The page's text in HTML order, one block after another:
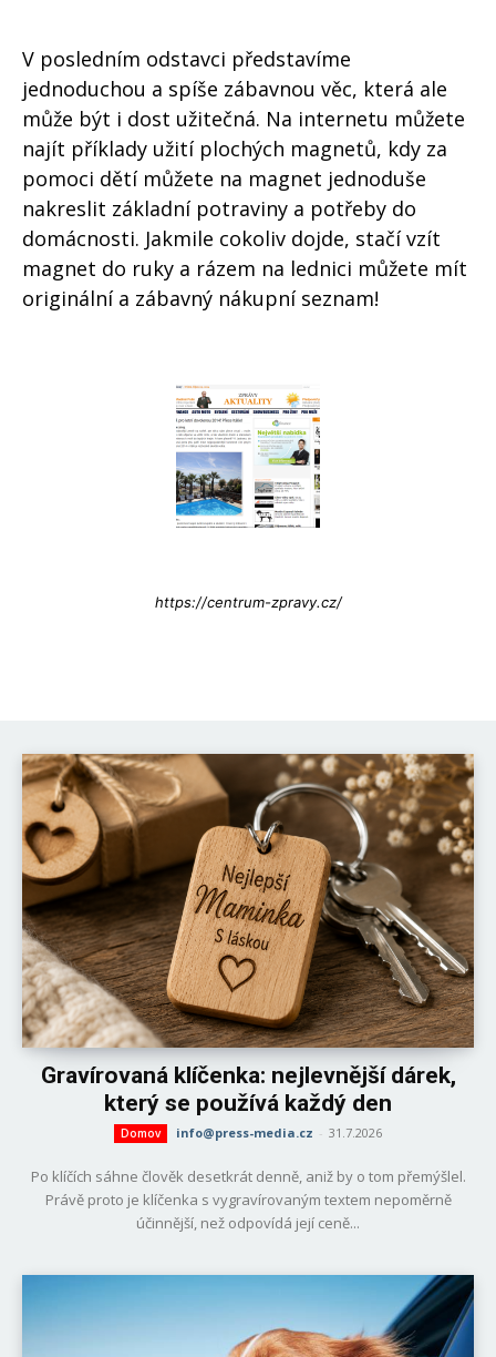
V posledním odstavci představíme
jednoduchou a spíše zábavnou věc, která ale
může být i dost užitečná. Na internetu můžete
najít příklady užití plochých magnetů, kdy za
pomoci dětí můžete na magnet jednoduše
nakreslit základní potraviny a potřeby do
domácnosti. Jakmile cokoliv dojde, stačí vzít
magnet do ruky a rázem na lednici můžete mít
originální a zábavný nákupní seznam!
https://centrum-zpravy.cz/
Gravírovaná klíčenka: nejlevnější dárek,
který se používá každý den
Domov info@press-media.cz - 31.7.2026
Po klíčích sáhne člověk desetkrát denně, aniž by o tom přemýšlel.
Právě proto je klíčenka s vygravírovaným textem nepoměrně
účinnější, než odpovídá její ceně...